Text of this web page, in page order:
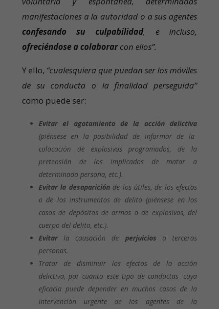
manifestaciones a la autoridad o a sus agentes
confesando su culpabilidad, e incluso,
ofreciéndose a colaborarcon ellos”.
Y ello, “cualesquiera que puedan ser los móviles
de su conducta o la finalidad perseguida”
como puede ser:
Evitar el agotamiento de la acción delictiva
(piénsese en la posibilidad de informar de la
colocación de explosivos programados, de la
pretensión de los implicados de matar a
determinada persona, etc.).
Evitar la desapariciónde los útiles, de los efectos
o de los instrumentos de delito (piénsese en los
casos de depósitos de armas o de explosivos, del
cuerpo del delito, etc.).
Evitarla causación de perjuicios a terceras
personas.
Tratar de disminuir los efectos de la acción
delictiva, por cuanto este tipo de conductas -cuya
eficacia puede depender en muchos casos de la
intervención urgente de los agentes de la